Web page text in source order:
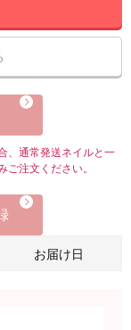
、通常発送ネイルと一
注文ください。
お届け日